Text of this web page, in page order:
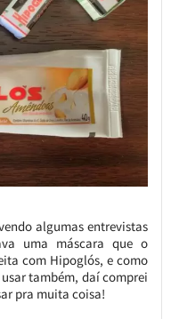
algumas entrevistas
uma máscara que o
com Hipoglós, e como
também, daí comprei
pra muita coisa!